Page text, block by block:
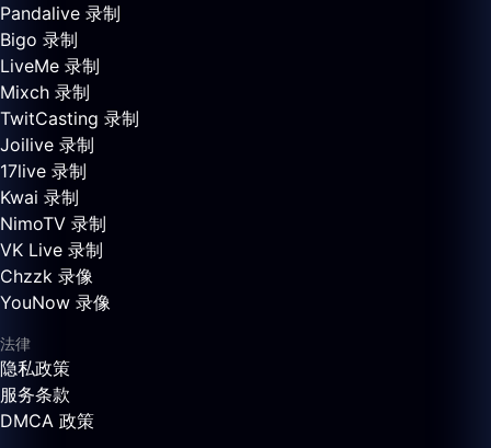
Pandalive 录制
Bigo 录制
LiveMe 录制
Mixch 录制
TwitCasting 录制
Joilive 录制
17live 录制
Kwai 录制
NimoTV 录制
VK Live 录制
Chzzk 录像
YouNow 录像
法律
隐私政策
服务条款
DMCA 政策